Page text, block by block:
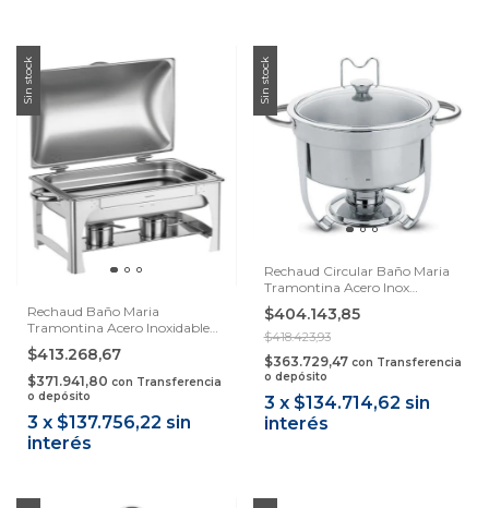
Sin stock
Rechaud Baño Maria
Tramontina Acero Inoxidable
Samihome
$413.268,67
$371.941,80 con Transferencia
o depósito
3 x $137.756,22 sin
interés
Sin stock
Rechaud Circular Baño Maria
Tramontina Acero Inox
Samihome
$404.143,85
$418.423,93
$363.729,47 con Transferencia
o depósito
3 x $134.714,62 sin
interés